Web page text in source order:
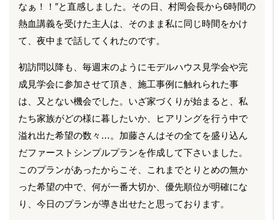
なぁ！！″と直感しました。その日、村岡会長から6時間の
熱血講義を受けた主人は、そのまま私に同じ時間をかけ
て、夜中まで話してくれたのです。
初訪問以降も、毎週末のようにモデルハウス見学会や完
成見学会に参加させて頂き、施工事例に触れられた事
は、又とない機会でした。いざ家づくりが始まると、私
たち家族がどの様に暮したいか、ヒアリングを行う中で
溢れ出た希望の数々…。加藤さんはその全てを盛り込ん
だファーストシンプルプランを作成して下さいました。
このプランがあったからこそ、これまでとりとめの無か
った希望の中で、何が一番大切か、優先順位が明確にな
り、今日のプランが導き出せたと思っております。